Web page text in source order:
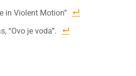
in Violent Motion”
“Ovo je voda”.